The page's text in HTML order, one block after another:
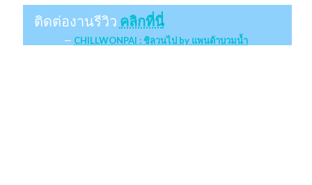
ติดต่องานรีวิว คลิกที่นี่
CHILLWONPAI : ชิลวนไป by แพนด้าบวมน้ำ